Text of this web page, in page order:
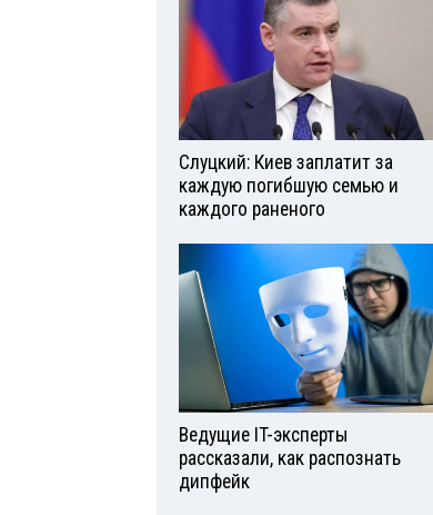
Слуцкий: Киев заплатит за
каждую погибшую семью и
каждого раненого
Ведущие IT-эксперты
рассказали, как распознать
дипфейк